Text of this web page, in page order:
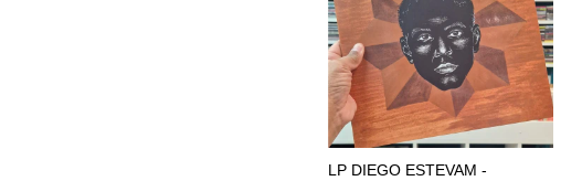
LP DIEGO ESTEVAM -